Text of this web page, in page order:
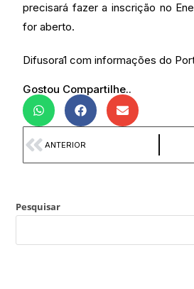
precisará fazer a inscrição no
for aberto.
Difusora1 com informações do
Gostou Compartilhe..
ANTERIOR
Pesquisar